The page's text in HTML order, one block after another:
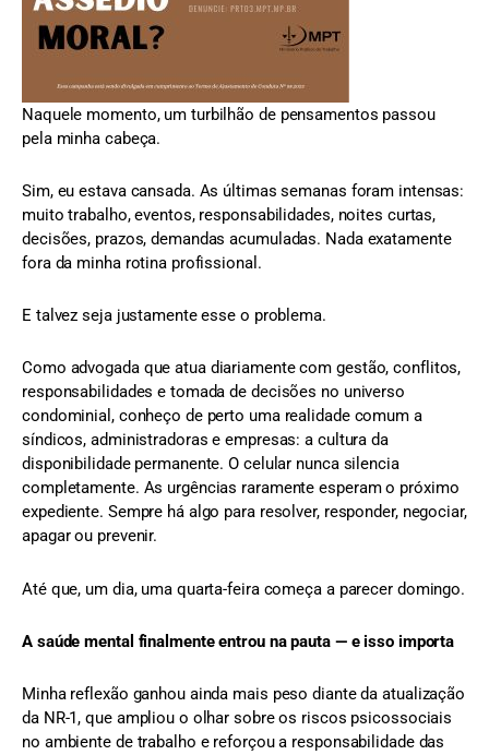
Naquele momento, um turbilhão de pensamentos passou
pela minha cabeça.
Sim, eu estava cansada. As últimas semanas foram intensas:
muito trabalho, eventos, responsabilidades, noites curtas,
decisões, prazos, demandas acumuladas. Nada exatamente
fora da minha rotina profissional.
E talvez seja justamente esse o problema.
Como advogada que atua diariamente com gestão, conflitos,
responsabilidades e tomada de decisões no universo
condominial, conheço de perto uma realidade comum a
síndicos, administradoras e empresas: a cultura da
disponibilidade permanente. O celular nunca silencia
completamente. As urgências raramente esperam o próximo
expediente. Sempre há algo para resolver, responder, negociar,
apagar ou prevenir.
Até que, um dia, uma quarta-feira começa a parecer domingo.
A saúde mental finalmente entrou na pauta — e isso importa
Minha reflexão ganhou ainda mais peso diante da atualização
da NR-1, que ampliou o olhar sobre os riscos psicossociais
no ambiente de trabalho e reforçou a responsabilidade das